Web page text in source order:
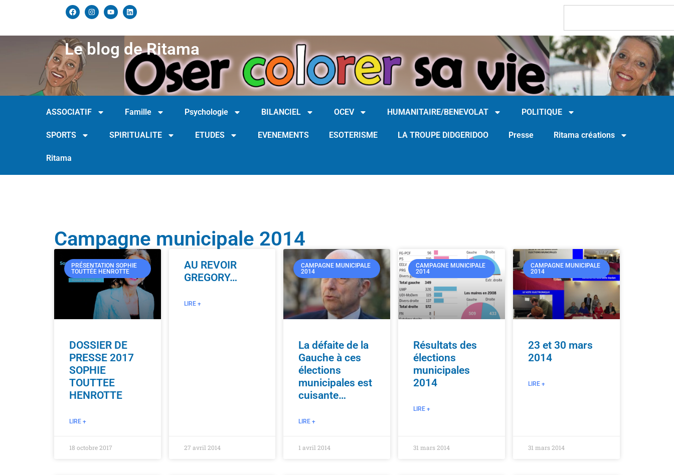
Le blog de Ritama
ASSOCIATIF Famille Psychologie BILANCIEL OCEV HUMANITAIRE/BENEVOLAT POLITIQUE
SPORTS SPIRITUALITE ETUDES EVENEMENTS ESOTERISME LA TROUPE DIDGERIDOO Presse Ritama créations
Ritama
Campagne municipale 2014
PRÉSENTATION SOPHIE
TOUTTÉE HENROTTE
DOSSIER DE
PRESSE 2017
SOPHIE
TOUTTEE
HENROTTE
LIRE +
18 octobre 2017
AU REVOIR
GREGORY…
LIRE +
27 avril 2014
CAMPAGNE MUNICIPALE
2014
La défaite de la
Gauche à ces
élections
municipales est
cuisante…
LIRE +
1 avril 2014
CAMPAGNE MUNICIPALE
2014
Résultats des
élections
municipales
2014
LIRE +
31 mars 2014
CAMPAGNE MUNICIPALE
2014
23 et 30 mars
2014
LIRE +
31 mars 2014